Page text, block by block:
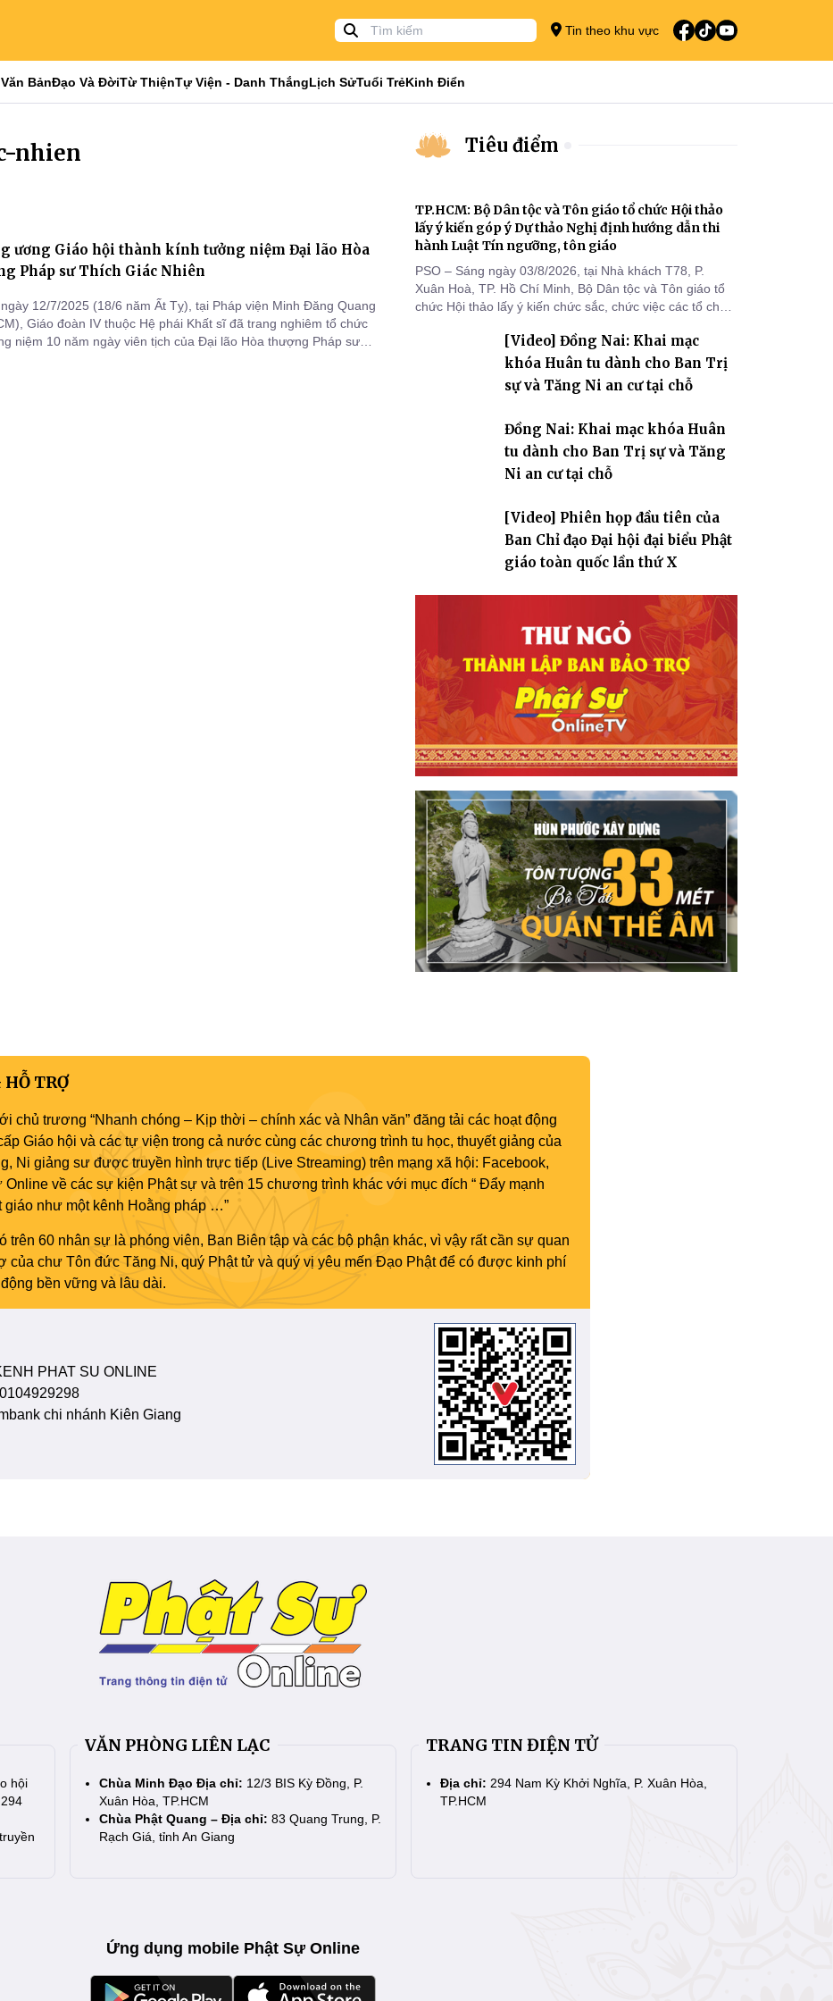
Tin theo khu vực
Văn BảnĐạo Và ĐờiTừ ThiệnTự Viện - Danh ThắngLịch SửTuổi TrẻKinh Điển
nhien
ương Giáo hội thành kính tưởng niệm Đại lão Hòa
Pháp sư Thích Giác Nhiên
12/7/2025 (18/6 năm Ất Tỵ), tại Pháp viện Minh Đăng Quang
Giáo đoàn IV thuộc Hệ phái Khất sĩ đã trang nghiêm tổ chức
niệm 10 năm ngày viên tịch của Đại lão Hòa thượng Pháp sư
Tiêu điểm
TP.HCM: Bộ Dân tộc và Tôn giáo tổ chức Hội thảo
lấy ý kiến góp ý Dự thảo Nghị định hướng dẫn thi
hành Luật Tín ngưỡng, tôn giáo
PSO – Sáng ngày 03/8/2026, tại Nhà khách T78, P.
Xuân Hoà, TP. Hồ Chí Minh, Bộ Dân tộc và Tôn giáo tổ
chức Hội thảo lấy ý kiến chức sắc, chức việc các tổ chức
các tỉnh, thành phố khu vực phía Nam nhằm góp ý hoàn
thiện hồ sơ Dự thảo Nghị định quy định chi tiết một số
điều và biện pháp để tổ chức
[Video] Đồng Nai: Khai mạc
khóa Huân tu dành cho Ban Trị
sự và Tăng Ni an cư tại chỗ
Đồng Nai: Khai mạc khóa Huân
tu dành cho Ban Trị sự và Tăng
Ni an cư tại chỗ
[Video] Phiên họp đầu tiên của
Ban Chỉ đạo Đại hội đại biểu Phật
giáo toàn quốc lần thứ X
TRỢ
chủ trương “Nhanh chóng – Kịp thời – chính xác và Nhân văn” đăng tải các hoạt động
Giáo hội và các tự viện trong cả nước cùng các chương trình tu học, thuyết giảng của
Ni giảng sư được truyền hình trực tiếp (Live Streaming) trên mạng xã hội: Facebook,
Online về các sự kiện Phật sự và trên 15 chương trình khác với mục đích “ Đẩy mạnh
giáo như một kênh Hoằng pháp …”
trên 60 nhân sự là phóng viên, Ban Biên tập và các bộ phận khác, vì vậy rất cần sự quan
của chư Tôn đức Tăng Ni, quý Phật tử và quý vị yêu mến Đạo Phật để có được kinh phí
bền vững và lâu dài.
PHAT SU ONLINE
chi nhánh Kiên Giang
hội
VĂN PHÒNG LIÊN LẠC
Chùa Minh Đạo Địa chỉ: 12/3 BIS Kỳ Đồng, P.
Xuân Hòa, TP.HCM
Chùa Phật Quang – Địa chỉ: 83 Quang Trung, P.
Rạch Giá, tỉnh An Giang
TRANG TIN ĐIỆN TỬ
Địa chỉ: 294 Nam Kỳ Khởi Nghĩa, P. Xuân Hòa,
TP.HCM
Ứng dụng mobile Phật Sự Online